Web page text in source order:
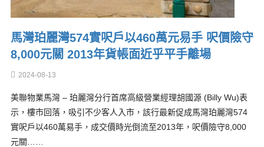
馬灣珀麗灣574實呎戶以460萬元易手 呎價險守
8,000元關 2013年貨帳面近乎平手離場
2024-08-13
美聯物業馬灣 – 珀麗灣分行首席高級營業經理胡國源 (Billy Wu)表
示，樓市回落，吸引不少客人入市，該行最新促成馬灣珀麗灣574
實呎戶以460萬易手，成交價時光倒流至2013年，呎價險守8,000
元關……